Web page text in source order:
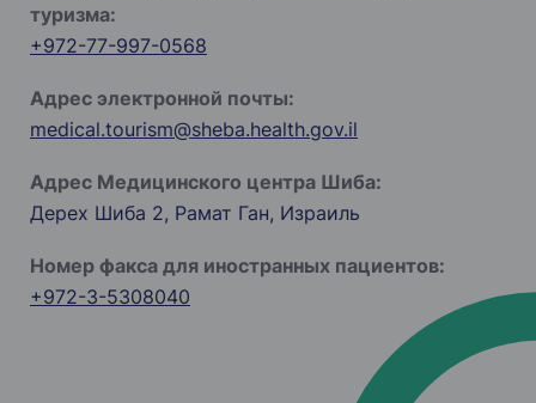
туризма:
+972-77-997-0568
Адрес электронной почты:
medical.tourism@sheba.health.gov.il
Адрес Медицинского центра Шиба:
Дерех Шиба 2, Рамат Ган, Израиль
Номер факса для иностранных пациентов:
+972-3-5308040